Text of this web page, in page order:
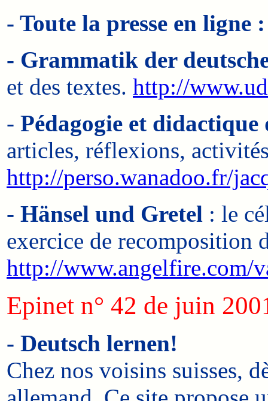
- Toute la presse en ligne :
- Grammatik der
et des textes. http://
- Pédagogie et
articles, réflexions,
http://perso.wanadoo.fr/
- Hänsel und Gretel : le
exercice de recomposition
http://www.angelfire.com/
Epinet n° 42 de juin
- Deutsch lernen!
Chez nos voisins suisses,